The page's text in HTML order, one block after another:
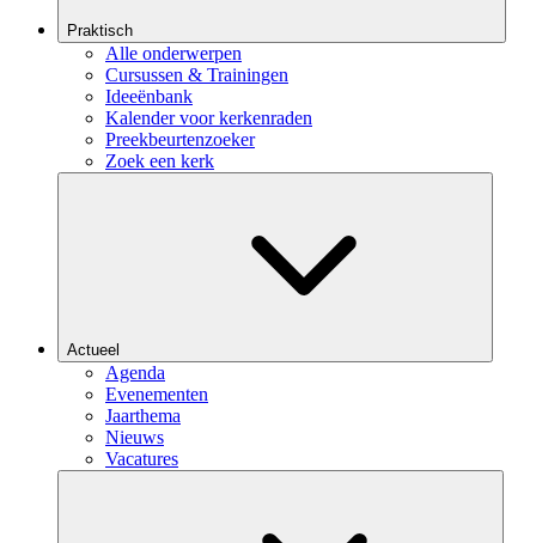
Praktisch
Alle onderwerpen
Cursussen & Trainingen
Ideeënbank
Kalender voor kerkenraden
Preekbeurtenzoeker
Zoek een kerk
Actueel
Agenda
Evenementen
Jaarthema
Nieuws
Vacatures